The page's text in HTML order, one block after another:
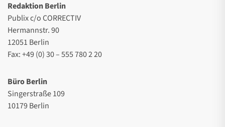
Redaktion Berlin
Publix c/o CORRECTIV
Hermannstr. 90
12051 Berlin
Fax: +49 (0) 30 – 555 780 2 20
Büro Berlin
Singerstraße 109
10179 Berlin